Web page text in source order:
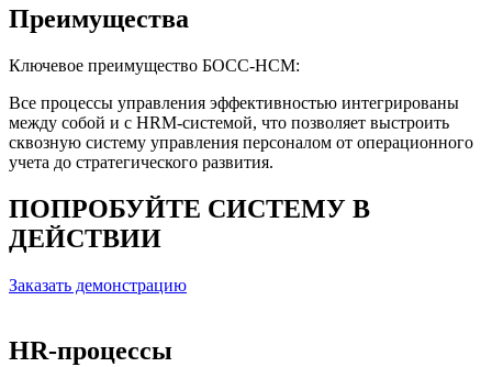
Преимущества
Ключевое преимущество БОСС-HCM:
Все процессы управления эффективностью интегрированы
между собой и с HRM-системой, что позволяет выстроить
сквозную систему управления персоналом от операционного
учета до стратегического развития.
ПОПРОБУЙТЕ СИСТЕМУ В
ДЕЙСТВИИ
Заказать демонстрацию
HR-процессы